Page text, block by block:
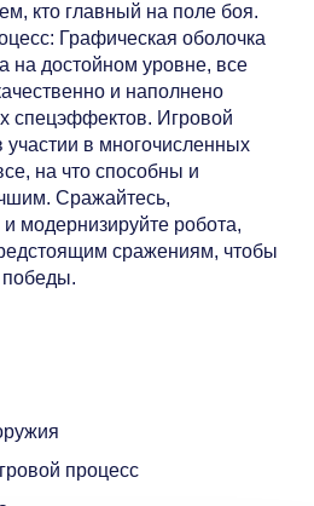
кто главный на поле боя.
Графическая оболочка
на достойном уровне, все
и наполнено
спецэффектов. Игровой
участии в многочисленных
на что способны и
Сражайтесь,
модернизируйте робота,
сражениям, чтобы
победы.
процесс